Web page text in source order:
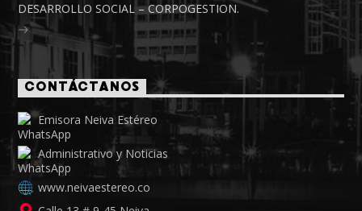
DESARROLLO SOCIAL – CORPOGESTION.
CONTÁCTANOS
Emisora Neiva Estéreo
Administrativo y Noticias
www.neivaestereo.co